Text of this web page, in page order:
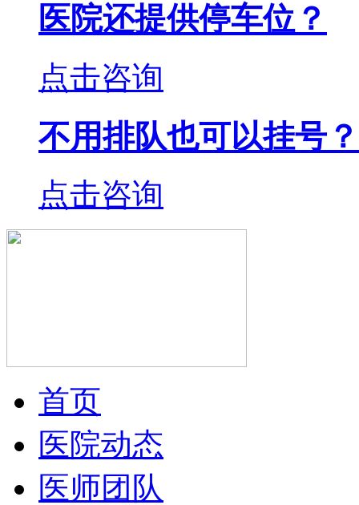
医院还提供停车位？
点击咨询
不用排队也可以挂号？
点击咨询
首页
医院动态
医师团队